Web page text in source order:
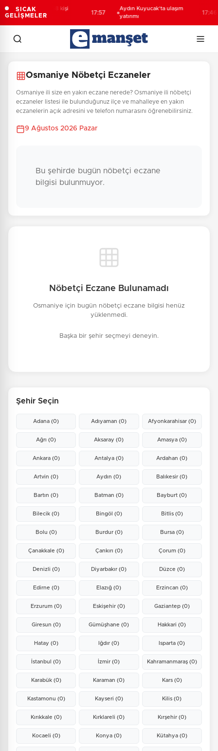
SICAK
GELİŞMELER
Artvin’de aranan 68 kişi
yakalandı
17:57
Aydın Kuyucak’ta ulaşım
yatırımı
17:46
Osmaniye Nöbetçi Eczaneler
Osmaniye ili size en yakın eczane nerede? Osmaniye ili nöbetçi
eczaneler listesi ile bulunduğunuz ilçe ve mahalleye en yakın
eczanelerin açık adresini ve telefon numarasını öğrenebilirsiniz.
9 Ağustos 2026 Pazar
Bu şehirde bugün nöbetçi eczane
bilgisi bulunmuyor.
Nöbetçi Eczane Bulunamadı
Osmaniye için bugün nöbetçi eczane bilgisi henüz
yüklenmedi.
Başka bir şehir seçmeyi deneyin.
Şehir Seçin
Adana(0) Adıyaman(0) Afyonkarahisar (0)
Ağrı(0) Aksaray(0) Amasya (0)
Ankara (0) Antalya (0) Ardahan(0)
Artvin(0) Aydın(0) Balıkesir(0)
Bartın(0) Batman (0) Bayburt(0)
Bilecik(0) Bingöl (0) Bitlis (0)
Bolu (0) Burdur (0) Bursa (0)
Çanakkale (0) Çankırı (0) Çorum (0)
Denizli (0) Diyarbakır(0) Düzce (0)
Edirne (0) Elazığ(0) Erzincan (0)
Erzurum (0) Eskişehir (0) Gaziantep (0)
Giresun (0) Gümüşhane(0) Hakkari(0)
Hatay (0) Iğdır(0) Isparta(0)
İstanbul(0) İzmir(0) Kahramanmaraş (0)
Karabük (0) Karaman(0) Kars (0)
Kastamonu (0) Kayseri (0) Kilis(0)
Kırıkkale (0) Kırklareli(0) Kırşehir (0)
Kocaeli (0) Konya(0) Kütahya (0)